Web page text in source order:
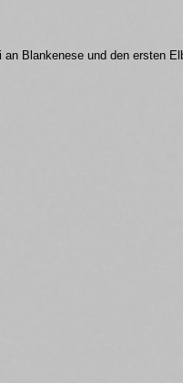
Blankenese und den ersten